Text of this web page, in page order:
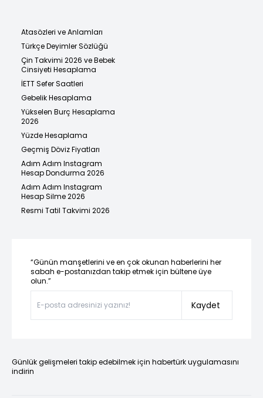
Atasözleri ve Anlamları
Türkçe Deyimler Sözlüğü
Çin Takvimi 2026 ve Bebek
Cinsiyeti Hesaplama
İETT Sefer Saatleri
Gebelik Hesaplama
Yükselen Burç Hesaplama
2026
Yüzde Hesaplama
Geçmiş Döviz Fiyatları
Adım Adım Instagram
Hesap Dondurma 2026
Adım Adım Instagram
Hesap Silme 2026
Resmi Tatil Takvimi 2026
“Günün manşetlerini ve en çok okunan haberlerini her
sabah e-postanızdan takip etmek için bültene üye
olun.”
Kaydet
Günlük gelişmeleri takip edebilmek için habertürk uygulamasını
indirin